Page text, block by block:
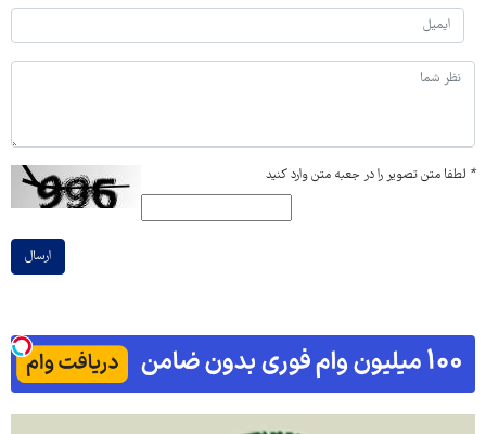
* لطفا متن تصویر را در جعبه متن وارد کنید
ارسال